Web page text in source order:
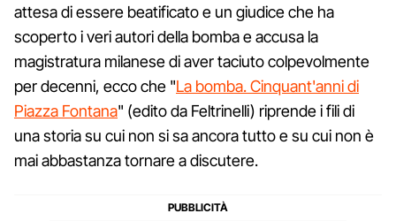
attesa di essere beatificato e un giudice che ha
scoperto i veri autori della bomba e accusa la
magistratura milanese di aver taciuto colpevolmente
per decenni, ecco che "La bomba. Cinquant'anni di
Piazza Fontana" (edito da Feltrinelli) riprende i fili di
una storia su cui non si sa ancora tutto e su cui non è
mai abbastanza tornare a discutere.